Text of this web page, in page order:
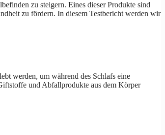
zu steigern. Eines dieser Produkte sind
zu fördern. In diesem Testbericht werden wir
werden, um während des Schlafs eine
und Abfallprodukte aus dem Körper